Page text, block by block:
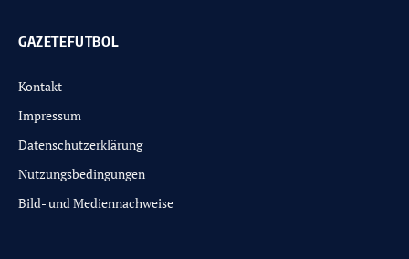
GAZETEFUTBOL
Kontakt
Impressum
Datenschutzerklärung
Nutzungsbedingungen
Bild- und Mediennachweise